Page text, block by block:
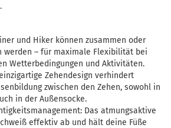
und Hiker können zusammen oder
werden – für maximale Flexibilität bei
Wetterbedingungen und Aktivitäten.
Zehendesign verhindert
zwischen den Zehen, sowohl in
in der Außensocke.
Das atmungsaktive
effektiv ab und hält deine Füße